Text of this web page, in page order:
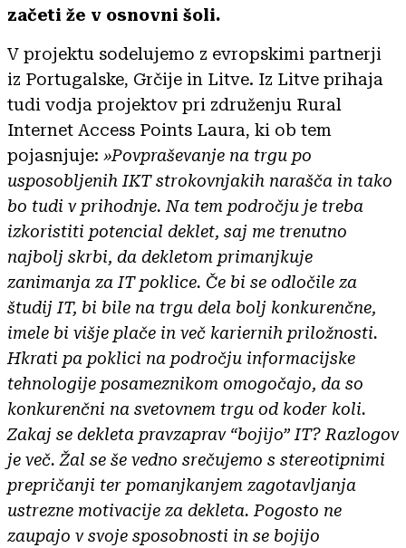
začeti že v osnovni šoli.
V projektu sodelujemo z evropskimi partnerji
iz Portugalske, Grčije in Litve. Iz Litve prihaja
tudi vodja projektov pri združenju Rural
Internet Access Points Laura, ki ob tem
pojasnjuje: »Povpraševanje na trgu po
usposobljenih IKT strokovnjakih narašča in tako
bo tudi v prihodnje. Na tem področju je treba
izkoristiti potencial deklet, saj me trenutno
najbolj skrbi, da dekletom primanjkuje
zanimanja za IT poklice. Če bi se odločile za
študij IT, bi bile na trgu dela bolj konkurenčne,
imele bi višje plače in več kariernih priložnosti.
Hkrati pa poklici na področju informacijske
tehnologije posameznikom omogočajo, da so
konkurenčni na svetovnem trgu od koder koli.
Zakaj se dekleta pravzaprav “bojijo” IT? Razlogov
je več. Žal se še vedno srečujemo s stereotipnimi
prepričanji ter pomanjkanjem zagotavljanja
ustrezne motivacije za dekleta. Pogosto ne
zaupajo v svoje sposobnosti in se bojijo